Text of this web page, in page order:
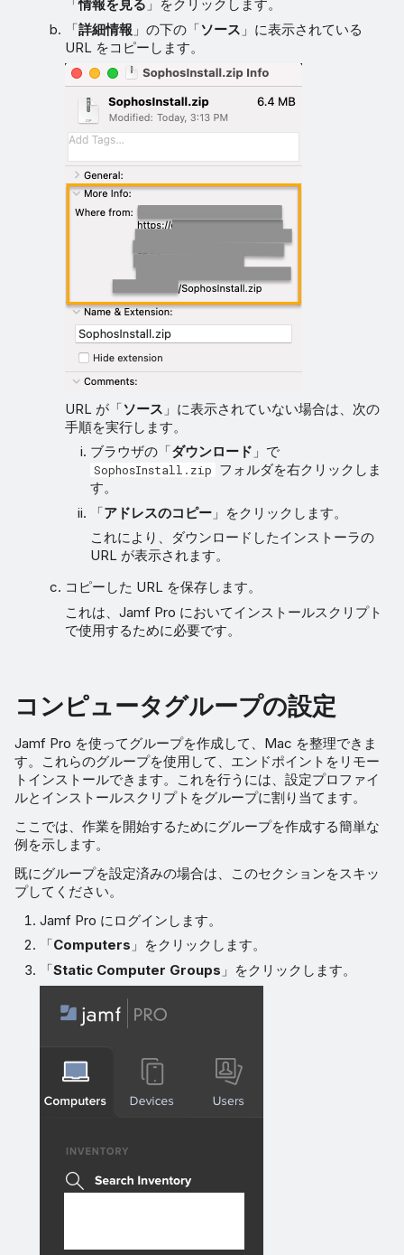
「情報を見る 」をクリックします。
「詳細情報 」の下の「ソース 」に表示されている
URL をコピーします。
URL が「ソース 」に表示されていない場合は、次の
手順を実行します。
ブラウザの「ダウンロード 」で
SophosInstall.zip
フォルダを右クリックしま
す。
「アドレスのコピー 」をクリックします。
これにより、ダウンロードしたインストーラの
URL が表示されます。
コピーした URL を保存します。
これは、Jamf Pro においてインストールスクリプト
で使用するために必要です。
コンピュータグループの設定
Jamf Pro を使ってグループを作成して、Mac を整理できま
す。これらのグループを使用して、エンドポイントをリモー
トインストールできます。これを行うには、設定プロファイ
ルとインストールスクリプトをグループに割り当てます。
ここでは、作業を開始するためにグループを作成する簡単な
例を示します。
既にグループを設定済みの場合は、このセクションをスキッ
プしてください。
Jamf Pro にログインします。
「Computers 」をクリックします。
「Static Computer Groups 」をクリックします。